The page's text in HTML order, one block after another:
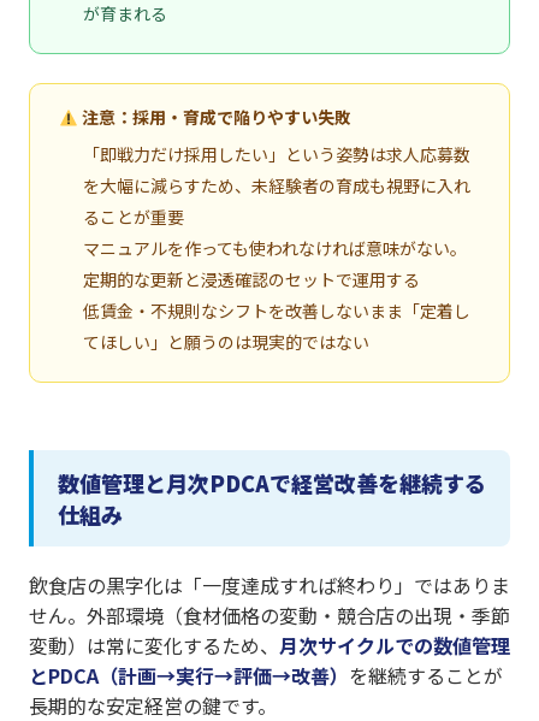
が育まれる
注意：採用・育成で陥りやすい失敗
「即戦力だけ採用したい」という姿勢は求人応募数
を大幅に減らすため、未経験者の育成も視野に入れ
ることが重要
マニュアルを作っても使われなければ意味がない。
定期的な更新と浸透確認のセットで運用する
低賃金・不規則なシフトを改善しないまま「定着し
てほしい」と願うのは現実的ではない
数値管理と月次PDCAで経営改善を継続する
仕組み
飲食店の黒字化は「一度達成すれば終わり」ではありま
せん。外部環境（食材価格の変動・競合店の出現・季節
変動）は常に変化するため、 月次サイクルでの数値管理
とPDCA（計画→実行→評価→改善） を継続することが
長期的な安定経営の鍵です。